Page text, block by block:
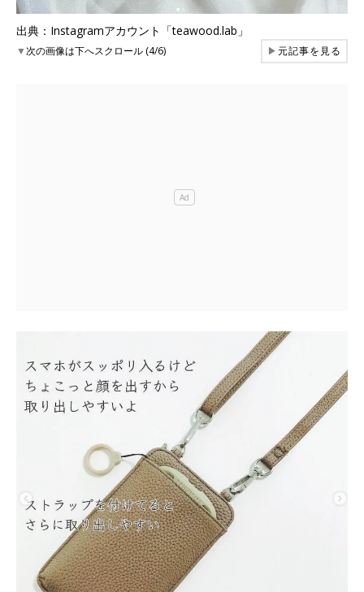
出典：Instagramアカウント「teawood.lab」
▼次の画像は下へスクロール (4/6) ▶元記事を見る